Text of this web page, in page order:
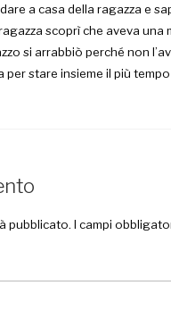
a casa della ragazza e
scoprì che aveva una
si arrabbiò perché non
per stare insieme il più
pubblicato. I campi